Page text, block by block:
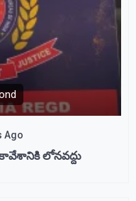
Ago
లోనవద్దు